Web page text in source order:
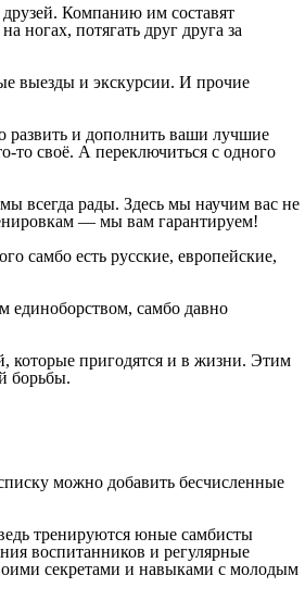
Компанию им составят
ногах, потягать друг друга за
выезды и экскурсии. И прочие
и дополнить ваши лучшие
то своё. А переключиться с одного
всегда рады. Здесь мы научим вас не
— мы вам гарантируем!
самбо есть русские, европейские,
единоборством, самбо давно
которые пригодятся и в жизни. Этим
борьбы.
можно добавить бесчисленные
тренируются юные самбисты
воспитанников и регулярные
секретами и навыками с молодым